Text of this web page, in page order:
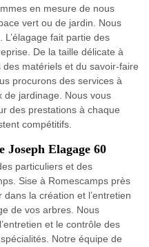
en mesure de nous
vert ou de jardin. Nous
fait partie des
De la taille délicate à
des matériels et du savoir-faire
procurons des services à
de jardinage. Nous vous
des prestations à chaque
compétitifs.
Elagage 60
particuliers et des
Sise à Romescamps près
la création et l’entretien
de vos arbres. Nous
et le contrôle des
Notre équipe de